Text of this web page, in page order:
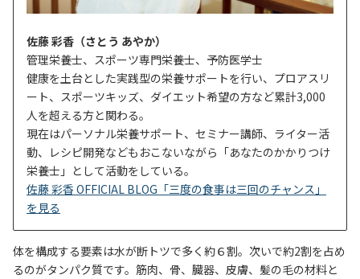
佐藤 彩香（さとう あやか）
管理栄養士、スポーツ専門栄養士、予防医学士
健康を土台とした実践型の栄養サポートを行い、プロアスリ
ート、スポーツキッズ、ダイエット希望の方など累計3,000
人を超える方と関わる。
現在はパーソナル栄養サポート、セミナー講師、ライター活
動、レシピ開発などもおこないながら「あなたのかかりつけ
栄養士」として活動をしている。
佐藤 彩香 OFFICIAL BLOG「三度の食事は三回のチャンス」
を見る
体を構成する要素は水が断トツで多く約６割。次いで約2割を占め
るのがタンパク質です。筋肉、骨、臓器、皮膚、髪の毛の材料と